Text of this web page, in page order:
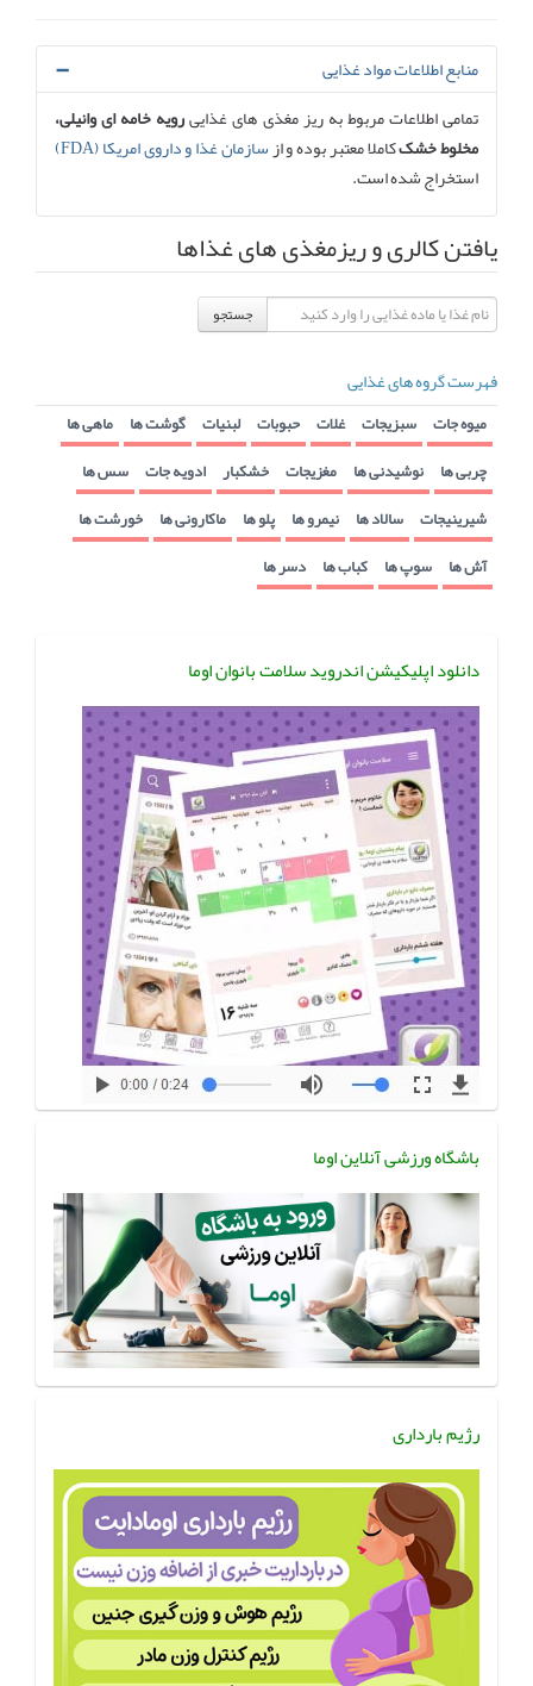
منابع اطلاعات مواد غذایی
تمامی اطلاعات مربوط به ریز مغذی های غذاییرویه خامه ای وانیلی،
مخلوط خشککاملا معتبر بوده و ازسازمان غذا و داروی امریکا (FDA)
استخراج شده است.
یافتن کالری و ریزمغذی های غذاها
جستجو
فهرست گروه های غذایی
میوه جات سبزیجات غلات حبوبات لبنیات گوشت ها ماهی ها
چربی ها نوشیدنی ها مغزیجات خشکبار ادویه جات سس ها
شیرینیجات سالاد ها نیمرو ها پلو ها ماکارونی ها خورشت ها
آش ها سوپ ها کباب ها دسر ها
دانلود اپلیکیشن اندروید سلامت بانوان اوما
باشگاه ورزشی آنلاین اوما
رژیم بارداری